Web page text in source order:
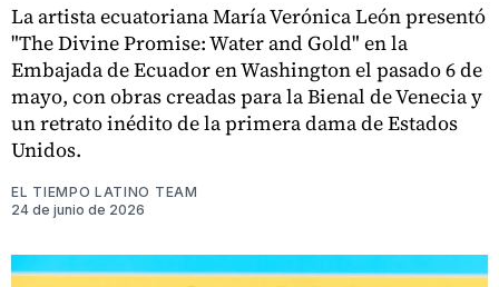
La artista ecuatoriana María Verónica León presentó
"The Divine Promise: Water and Gold" en la
Embajada de Ecuador en Washington el pasado 6 de
mayo, con obras creadas para la Bienal de Venecia y
un retrato inédito de la primera dama de Estados
Unidos.
EL TIEMPO LATINO TEAM
24 de junio de 2026